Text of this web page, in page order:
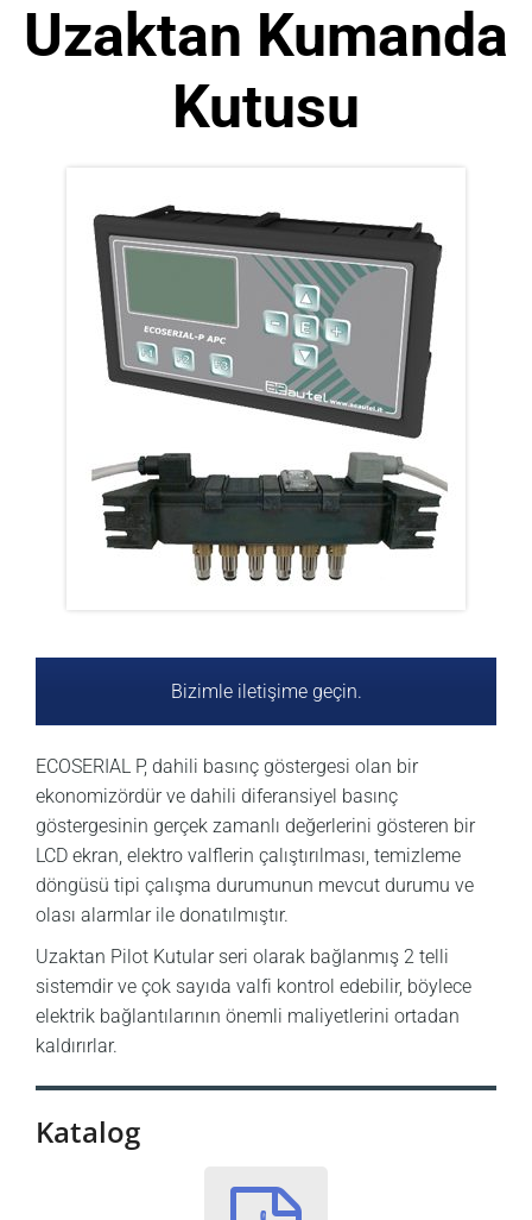
Uzaktan Kumanda
Kutusu
Bizimle iletişime geçin.
ECOSERIAL P, dahili basınç göstergesi olan bir
ekonomizördür ve dahili diferansiyel basınç
göstergesinin gerçek zamanlı değerlerini gösteren bir
LCD ekran, elektro valflerin çalıştırılması, temizleme
döngüsü tipi çalışma durumunun mevcut durumu ve
olası alarmlar ile donatılmıştır.
Uzaktan Pilot Kutular seri olarak bağlanmış 2 telli
sistemdir ve çok sayıda valfi kontrol edebilir, böylece
elektrik bağlantılarının önemli maliyetlerini ortadan
kaldırırlar.
Katalog